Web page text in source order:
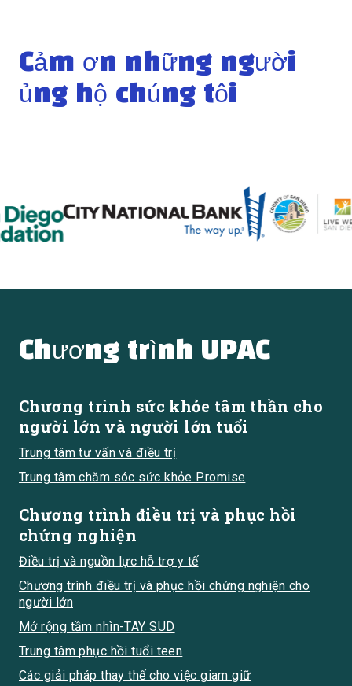
Cảm ơn những người
ủng hộ chúng tôi
Chương trình UPAC
Chương trình sức khỏe tâm thần cho
người lớn và người lớn tuổi
Trung tâm tư vấn và điều trị
Trung tâm chăm sóc sức khỏe Promise
Chương trình điều trị và phục hồi
chứng nghiện
Điều trị và nguồn lực hỗ trợ y tế
Chương trình điều trị và phục hồi chứng nghiện cho
người lớn
Mở rộng tầm nhìn-TAY SUD
Trung tâm phục hồi tuổi teen
Các giải pháp thay thế cho việc giam giữ